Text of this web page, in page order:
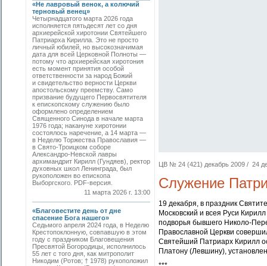
«Не лавровый венок, а колючий
терновый венец»
Четырнадцатого марта 2026 года
исполняется пятьдесят лет со дня
архиерейской хиротонии Святейшего
Патриарха Кирилла. Это не просто
личный юбилей, но высокозначимая
дата для всей Церковной Полноты —
потому что архиерейская хиротония
есть момент принятия особой
ответственности за народ Божий
и свидетельство верности Церкви
апостольскому преемству. Само
призвание будущего Первосвятителя
к епископскому служению было
оформлено определением
Священного Синода в начале марта
1976 года; накануне хиротонии
состоялось наречение, а 14 марта —
в Неделю Торжества Православия —
в Свято-Троицком соборе
Александро-Невской лавры
архимандрит Кирилл (Гундяев), ректор
духовных школ Ленинграда, был
рукоположен во епископа
Выборгского. PDF-версия.
11 марта 2026 г. 13:00
«Благовестите день от дне
спасение Бога нашего»
Седьмого апреля 2024 года, в Неделю
Крестопоклонную, совпавшую в этом
году с праздником Благовещения
Пресвятой Богородицы, исполнилось
55 лет с того дня, как митрополит
Никодим (Ротов; † 1978) рукоположил
ЦВ № 24 (421) декабрь 2009 / 24
Служение
19 декабря, в праздник
Московский и всея Руси
подворья бывшего Николо-
Православной Церкви
Святейший Патриарх Кирилл
Платону (Левшину),